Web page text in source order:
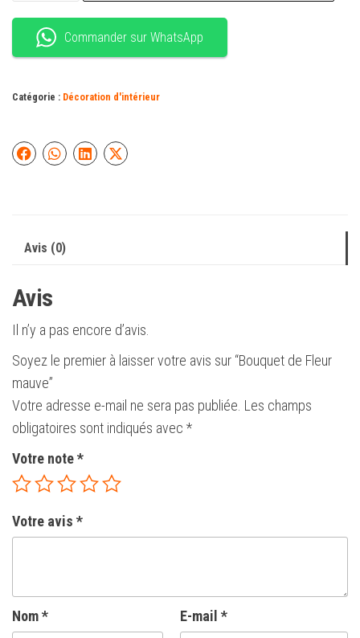
Fleur
Commander sur WhatsApp
Catégorie : Décoration d'intérieur
Avis (0)
Avis
Il n’y a pas encore d’avis.
Soyez le premier à laisser votre avis sur “Bouquet de Fleur
mauve”
Votre adresse e-mail ne sera pas publiée. Les champs
obligatoires sont indiqués avec *
Votre note*
Votre avis *
Nom* E-mail *